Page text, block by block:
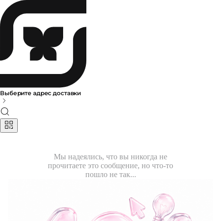
Выберите адрес доставки
Мы надеялись, что вы никогда не
прочитаете это сообщение, но что-то
пошло не так...